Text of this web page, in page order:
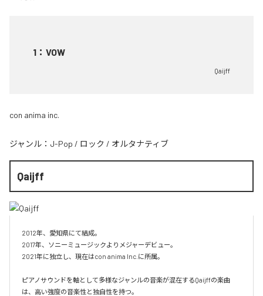
1 ： VOW
Qaijff
con anima inc.
ジャンル： J-Pop / ロック / オルタナティブ
Qaijff
2012年、愛知県にて結成。
2017年、ソニーミュージックよりメジャーデビュー。
2021年に独立し、現在はcon anima Inc.に所属。
ピアノサウンドを軸として多様なジャンルの音楽が混在するQaijffの楽曲
は、高い強度の音楽性と独自性を持つ。